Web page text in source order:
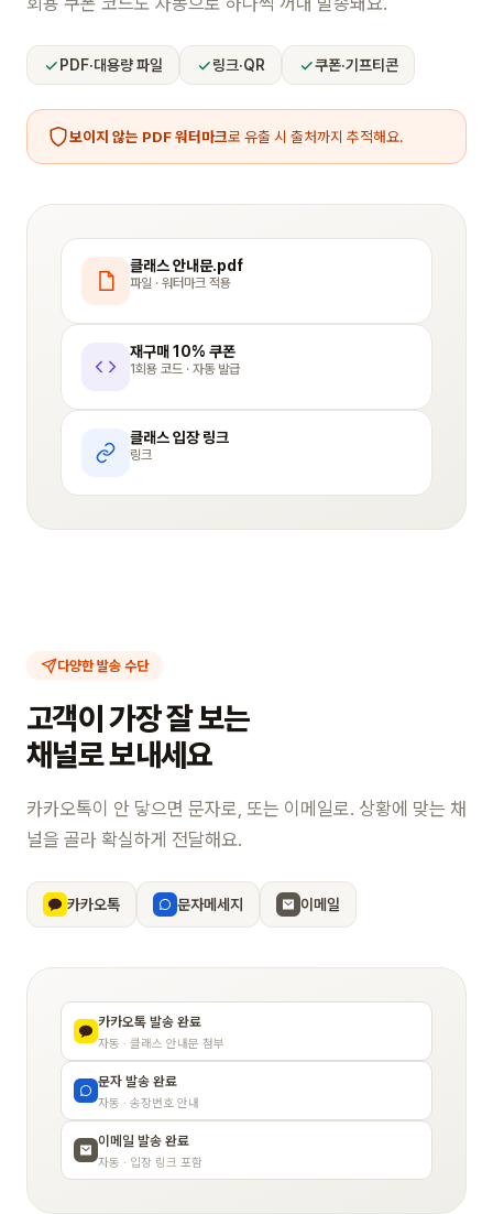
PDF·대용량 파일 링크·QR 쿠폰·기프티콘
보이지 않는 PDF 워터마크로 유출 시 출처까지 추적해요.
클래스 안내문.pdf
파일 · 워터마크 적용
재구매 10% 쿠폰
1회용 코드 · 자동 발급
클래스 입장 링크
링크
다양한 발송 수단
고객이 가장 잘 보는
채널로 보내세요
카카오톡이 안 닿으면 문자로, 또는 이메일로. 상황에 맞는 채
널을 골라 확실하게 전달해요.
카카오톡 문자메세지 이메일
카카오톡 발송 완료
자동 · 클래스 안내문 첨부
문자 발송 완료
자동 · 송장번호 안내
이메일 발송 완료
자동 · 입장 링크 포함